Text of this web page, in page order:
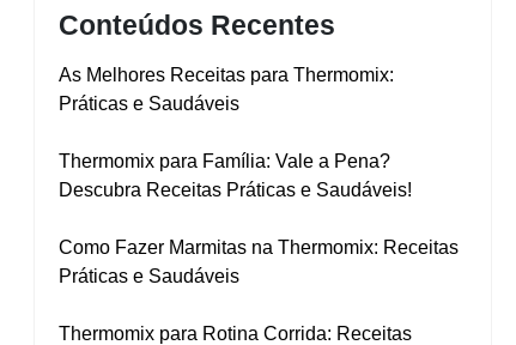
Conteúdos Recentes
As Melhores Receitas para Thermomix:
Práticas e Saudáveis
Thermomix para Família: Vale a Pena?
Descubra Receitas Práticas e Saudáveis!
Como Fazer Marmitas na Thermomix: Receitas
Práticas e Saudáveis
Thermomix para Rotina Corrida: Receitas